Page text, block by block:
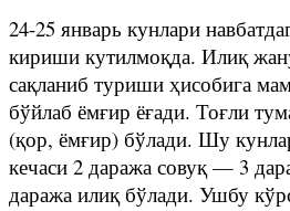
24-25 январь кунлари
кириши кутилмоқда. Илиқ
сақланиб туриши ҳисобига
бўйлаб ёмғир ёғади. Тоғли
(қор, ёмғир) бўлади. Шу
кечаси 2 даража совуқ — 3
даража илиқ бўлади. Ушбу